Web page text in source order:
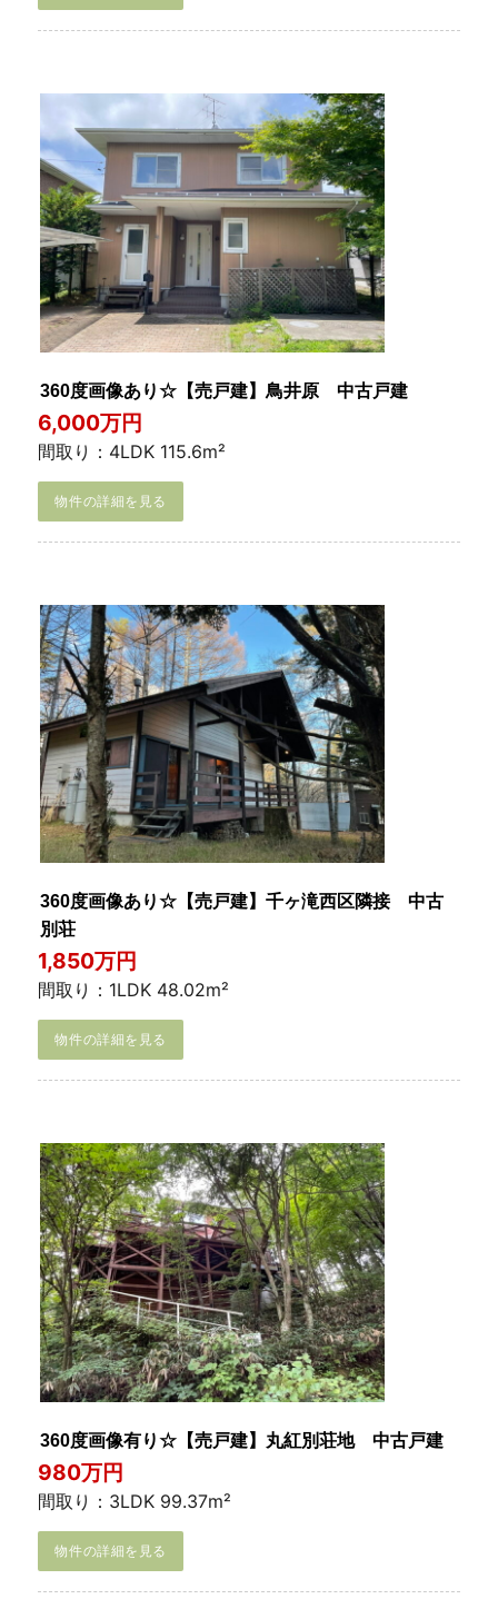
360度画像あり☆【売戸建】鳥井原 中古戸建
6,000万円
間取り：4LDK 115.6m²
物件の詳細を見る
360度画像あり☆【売戸建】千ヶ滝西区隣接 中古
別荘
1,850万円
間取り：1LDK 48.02m²
物件の詳細を見る
360度画像有り☆【売戸建】丸紅別荘地 中古戸建
980万円
間取り：3LDK 99.37m²
物件の詳細を見る